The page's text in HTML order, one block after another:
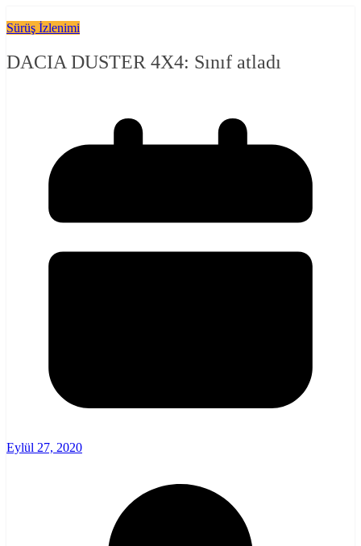
Sürüş İzlenimi
DACIA DUSTER 4X4: Sınıf atladı
Eylül 27, 2020